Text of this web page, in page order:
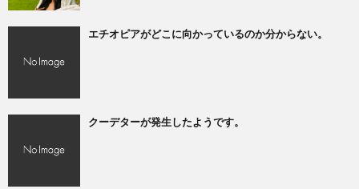
エチオピアがどこに向かっているのか分からない。
クーデターが発生したようです。